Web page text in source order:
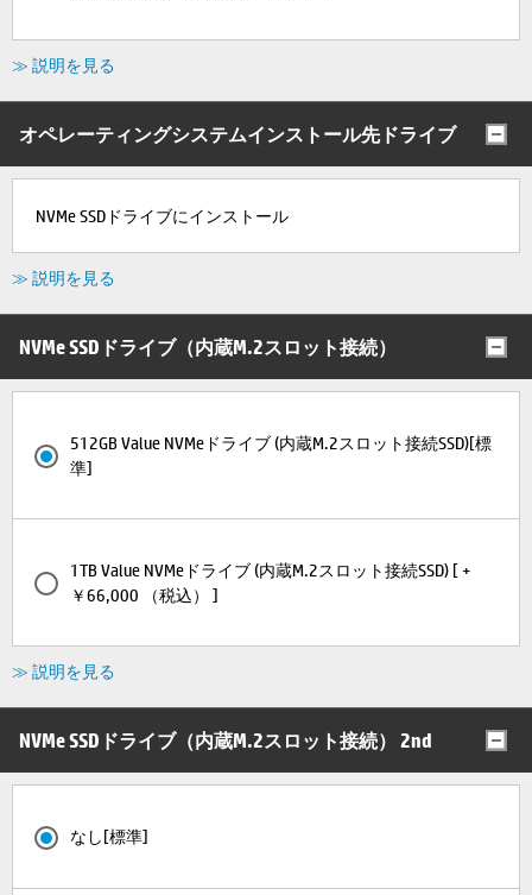
≫ 説明を見る
オペレーティングシステムインストール先ドライブ
NVMe SSDドライブにインストール
≫ 説明を見る
NVMe SSDドライブ（内蔵M.2スロット接続）
512GB Value NVMeドライブ (内蔵M.2スロット接続SSD)[標
準]
1TB Value NVMeドライブ (内蔵M.2スロット接続SSD) [ +
￥66,000 （税込） ]
≫ 説明を見る
NVMe SSDドライブ（内蔵M.2スロット接続） 2nd
なし[標準]